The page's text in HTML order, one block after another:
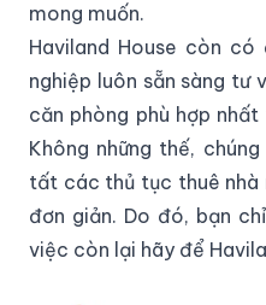
mong muốn.
Haviland House còn có
nghiệp luôn sẵn sàng tư
căn phòng phù hợp
Không những thế,
tất các thủ tục thuê nhà
đơn giản. Do đó, bạn
việc còn lại hãy để